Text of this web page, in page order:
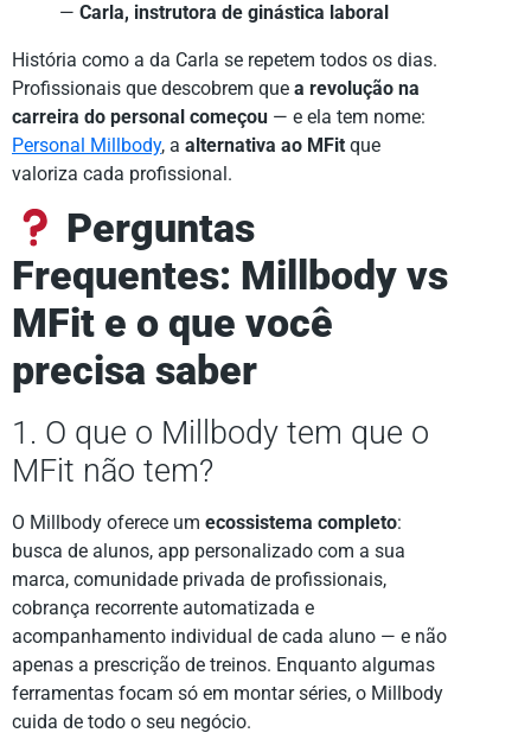
— Carla, instrutora de ginástica laboral
História como a da Carla se repetem todos os dias.
Profissionais que descobrem que a revolução na
carreira do personal começou — e ela tem nome:
Personal Millbody, a alternativa ao MFit que
valoriza cada profissional.
Perguntas
Frequentes: Millbody vs
MFit e o que você
precisa saber
1. O que o Millbody tem que o
MFit não tem?
O Millbody oferece um ecossistema completo:
busca de alunos, app personalizado com a sua
marca, comunidade privada de profissionais,
cobrança recorrente automatizada e
acompanhamento individual de cada aluno — e não
apenas a prescrição de treinos. Enquanto algumas
ferramentas focam só em montar séries, o Millbody
cuida de todo o seu negócio.